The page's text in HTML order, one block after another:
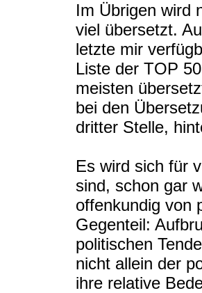
Im Übrigen wird
viel übersetzt.
letzte mir
Liste der TOP
meisten
bei den
dritter Stelle,
Es wird sich für
sind, schon gar
offenkundig von
Gegenteil:
politischen
nicht allein der
ihre relative